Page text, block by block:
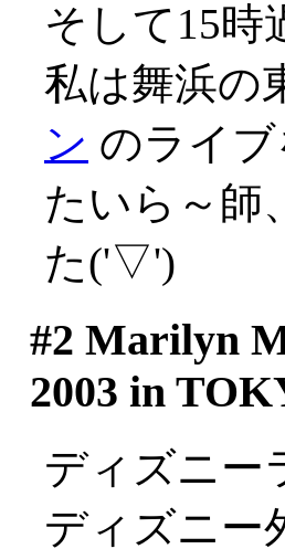
そして15時
私は舞浜の
ン のライ
たいら～師
た('▽')
#2 Marilyn
2003 in
ディズニー
ディズニー